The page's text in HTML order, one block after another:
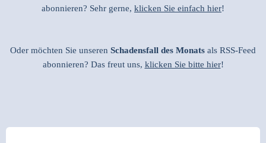
abonnieren? Sehr gerne, klicken Sie einfach hier!
Oder möchten Sie unseren Schadensfall des Monats als RSS-Feed
abonnieren? Das freut uns, klicken Sie bitte hier!